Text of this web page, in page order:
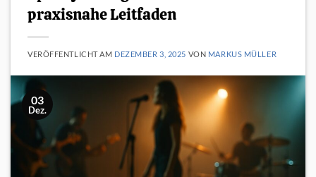
praxisnahe Leitfaden
VERÖFFENTLICHT AM DEZEMBER 3, 2025 VON MARKUS MÜLLER
03
Dez.